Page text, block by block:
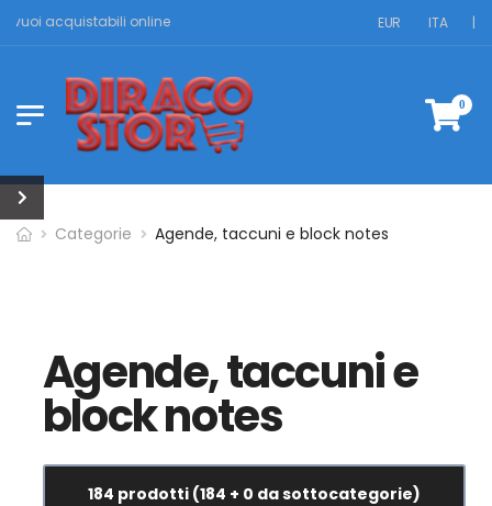
acquistabili online EUR ITA |
0
Categorie Agende, taccuni e block notes
Agende, taccuni e
block notes
184 prodotti (184 + 0 da sottocategorie)